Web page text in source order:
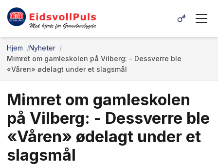
Hjem
Nyheter
Mimret om gamleskolen på Vilberg: - Dessverre ble
«Våren» ødelagt under et slagsmål
Mimret om gamleskolen
på Vilberg: - Dessverre ble
«Våren» ødelagt under et
slagsmål